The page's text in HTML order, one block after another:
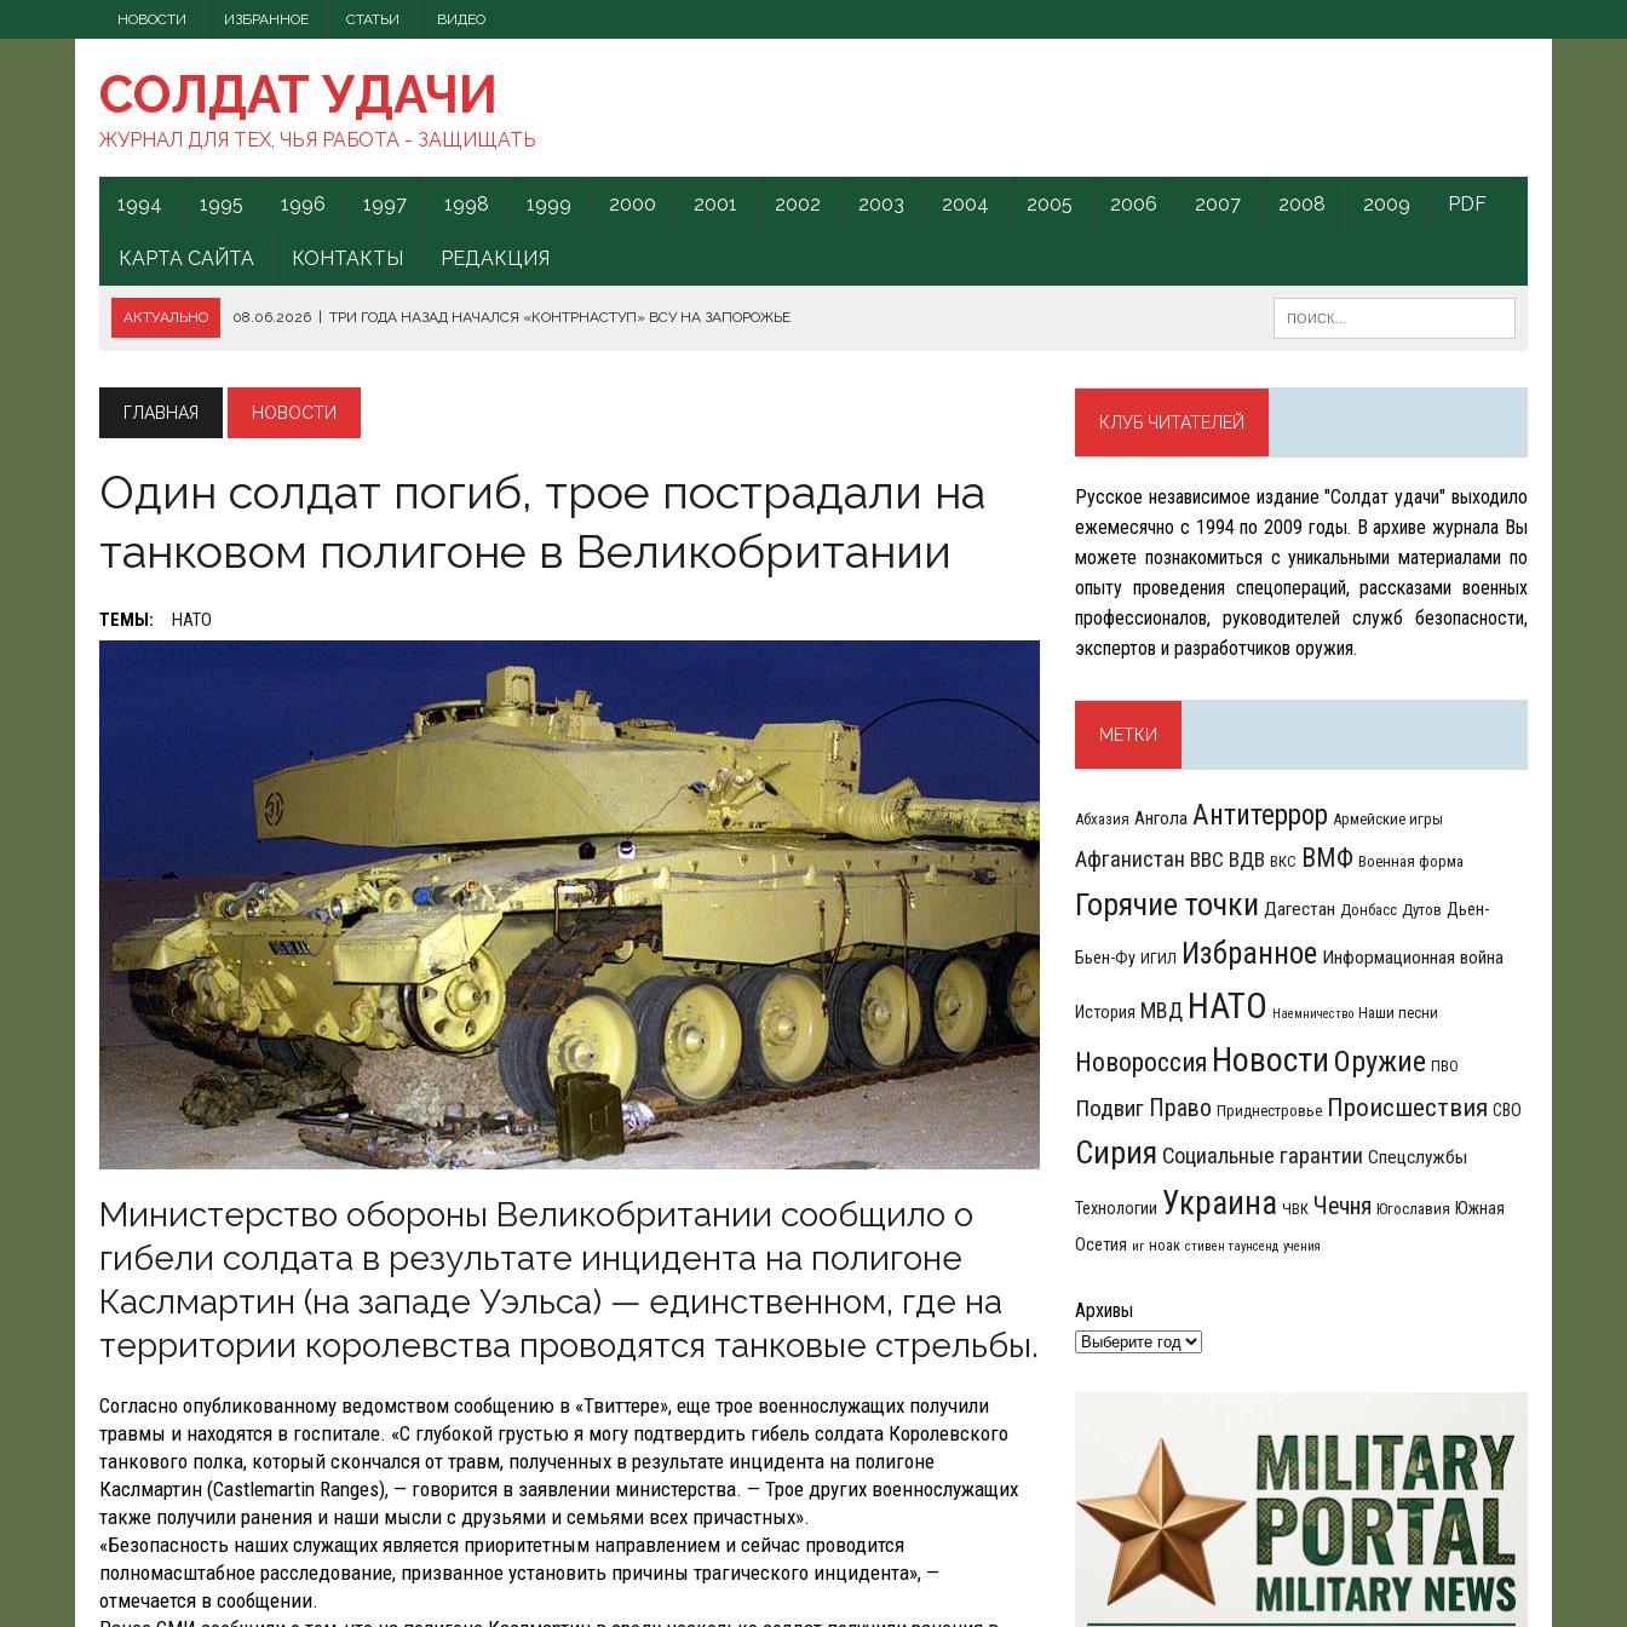
НОВОСТИ ИЗБРАННОЕ СТАТЬИ ВИДЕО
СОЛДАТ УДАЧИ
ЖУРНАЛ ДЛЯ ТЕХ, ЧЬЯ РАБОТА - ЗАЩИЩАТЬ
1994 1995 1996 1997 1998 1999 2000 2001 2002 2003 2004 2005 2006 2007 2008 2009 PDF
КАРТА САЙТА КОНТАКТЫ РЕДАКЦИЯ
АКТУАЛЬНО 08.06.2026 ТРИ ГОДА НАЗАД НАЧАЛСЯ «КОНТРНАСТУП» ВСУ НА ЗАПОРОЖЬЕ
07.06.2026 | БОРЬБА С НАШИМИ МОГАМИ. ЧТО ДЕЛАТЬ?
07.06.2026 ВЫЯСНИЛОСЬ, ОТКУДА ВСУ ЗАПУСКАЛИ БЕСПИЛОТНИКИ В ЛЕНОБЛАСТЬ НАКАНУНЕ ОТКРЫТИЯ ПМЭФ.
07.06.2026 В КЕНИИ ВСПЫХНУЛИ ПРОТЕСТЫ ПРОТИВ СЕКРЕТНОГО КАРАНТИННОГО ЦЕНТРА США.
19.06.2026 WSJ: ПЕНТАГОНУ НУЖНО $80 МЛРД ДЛЯ ПОКРЫТИЯ РАСХОДОВ НА КОНФЛИКТ С ИРАНОМ
ГЛАВНАЯ НОВОСТИ
Один солдат погиб, трое пострадали на
танковом полигоне в Великобритании
ТЕМЫ: НАТО
Министерство обороны Великобритании сообщило о
гибели солдата в результате инцидента на полигоне
Каслмартин (на западе Уэльса) — единственном, где на
территории королевства проводятся танковые стрельбы.
Согласно опубликованному ведомством сообщению в «Твиттере», еще трое военнослужащих получили
травмы и находятся в госпитале. «С глубокой грустью я могу подтвердить гибель солдата Королевского
танкового полка, который скончался от травм, полученных в результате инцидента на полигоне
Каслмартин (Castlemartin Ranges), — говорится в заявлении министерства. — Трое других военнослужащих
также получили ранения и наши мысли с друзьями и семьями всех причастных».
«Безопасность наших служащих является приоритетным направлением и сейчас проводится
полномасштабное расследование, призванное установить причины трагического инцидента», —
отмечается в сообщении.
КЛУБ ЧИТАТЕЛЕЙ
Русское независимое издание "Солдат удачи" выходило
ежемесячно с 1994 по 2009 годы. В архиве журнала Вы
можете познакомиться с уникальными материалами по
опыту проведения спецопераций, рассказами военных
профессионалов, руководителей служб безопасности,
экспертов и разработчиков оружия.
МЕТКИ
Абхазия Ангола Антитеррор Армейские игры
Афганистан ВВС ВДВ ВКС ВМФ Военная форма
Горячие точки Дагестан Донбасс Дутов Дьен-
Бьен-Фу ИГИЛ Избранное Информационная война
История МВД НАТО Наемничество Наши песни
Новороссия Новости Оружие ПВО
Подвиг Право Приднестровье Происшествия СВО
Сирия Социальные гарантии Спецслужбы
Технологии Украина ЧВК Чечня Югославия Южная
Осетия иг ноак стивен таунсенд учения
Архивы